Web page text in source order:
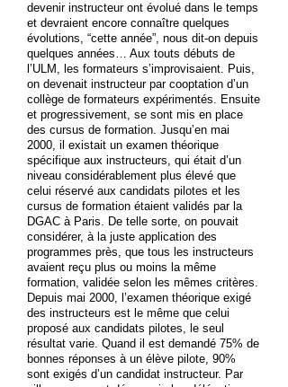
devenir instructeur ont évolué dans le temps
et devraient encore connaître quelques
évolutions, “cette année”, nous dit-on depuis
quelques années… Aux touts débuts de
l’ULM, les formateurs s’improvisaient. Puis,
on devenait instructeur par cooptation d’un
collège de formateurs expérimentés. Ensuite
et progressivement, se sont mis en place
des cursus de formation. Jusqu’en mai
2000, il existait un examen théorique
spécifique aux instructeurs, qui était d’un
niveau considérablement plus élevé que
celui réservé aux candidats pilotes et les
cursus de formation étaient validés par la
DGAC à Paris. De telle sorte, on pouvait
considérer, à la juste application des
programmes près, que tous les instructeurs
avaient reçu plus ou moins la même
formation, validée selon les mêmes critères.
Depuis mai 2000, l’examen théorique exigé
des instructeurs est le même que celui
proposé aux candidats pilotes, le seul
résultat varie. Quand il est demandé 75% de
bonnes réponses à un élève pilote, 90%
sont exigés d’un candidat instructeur. Par